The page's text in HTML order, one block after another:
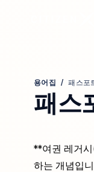
CitizenX 홈페
용어집 / 패스포
패스
**여권 레거
하는 개념입